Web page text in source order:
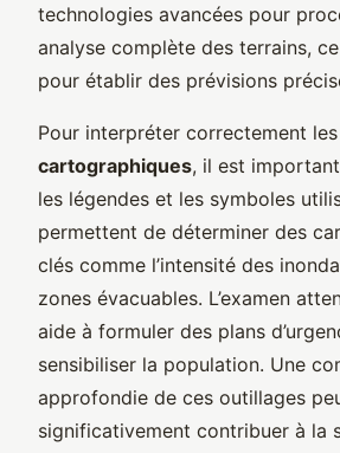
technologies avancées pour
analyse complète des terrains,
pour établir des prévisions
Pour interpréter correctement les
cartographiques, il est
les légendes et les symboles
permettent de déterminer des
clés comme l’intensité des
zones évacuables. L’examen
aide à formuler des plans
sensibiliser la population. Une
approfondie de ces outillages
significativement contribuer à la